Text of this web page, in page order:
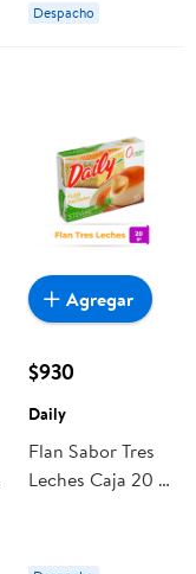
Despacho
$930
Daily
Flan Sabor Tres
Leches Caja 20 g
Agregar